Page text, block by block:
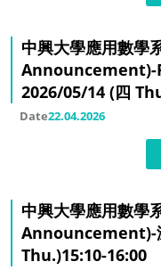
中興大學應用數學
Announcement)-
2026/05/14 (四
Date22.04.2026
中興大學應用數學
Announcement)-
Thu.)15:10-16:00